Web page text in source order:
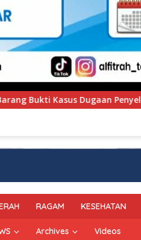
Perjalanan Ibadah
RAGAM KESEHATAN
Archives Videos